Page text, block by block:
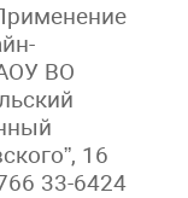
ВО
16
33-6424